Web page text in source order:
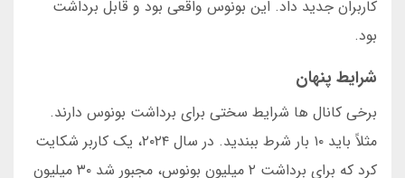
کاربران جدید داد. این بونوس واقعی بود و قابل برداشت
بود.
شرایط پنهان
برخی کانال ها شرایط سختی برای برداشت بونوس دارند.
مثلاً باید ۱۰ بار شرط ببندید. در سال ۲۰۲۴، یک کاربر شکایت
کرد که برای برداشت ۲ میلیون بونوس، مجبور شد ۳۰ میلیون